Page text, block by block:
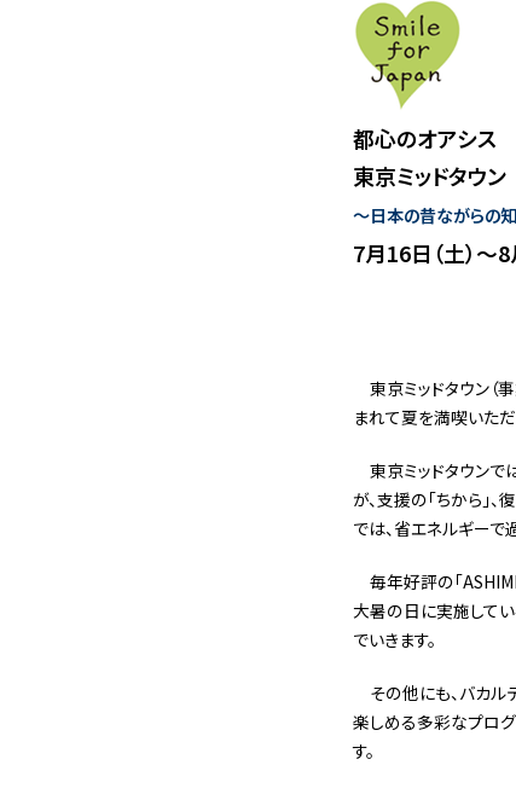
都心のオアシス
東京ミッドタウ
〜日本の昔ながらの
7月16日（土）〜8
東京ミッドタウン（
まれて夏を満喫いた
東京ミッドタウンで
が、支援の「ちから」
では、省エネルギーで
毎年好評の「
大暑の日に実施してい
でいきます。
その他にも、バカル
楽しめる多彩なプログ
す。